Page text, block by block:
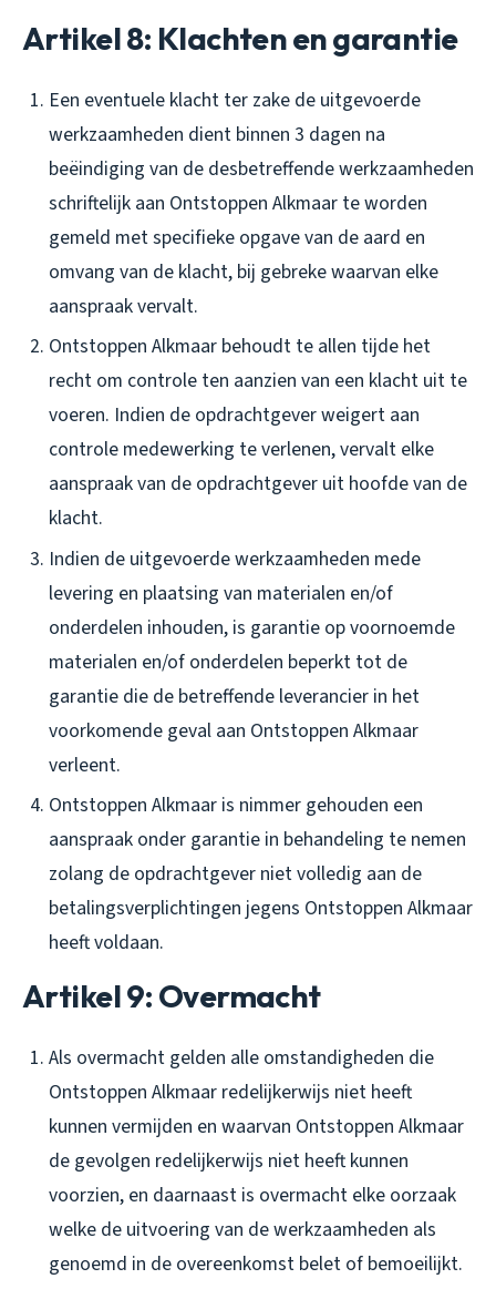
Artikel 8: Klachten en garantie
Een eventuele klacht ter zake de uitgevoerde
werkzaamheden dient binnen 3 dagen na
beëindiging van de desbetreffende werkzaamheden
schriftelijk aan Ontstoppen Alkmaar te worden
gemeld met specifieke opgave van de aard en
omvang van de klacht, bij gebreke waarvan elke
aanspraak vervalt.
Ontstoppen Alkmaar behoudt te allen tijde het
recht om controle ten aanzien van een klacht uit te
voeren. Indien de opdrachtgever weigert aan
controle medewerking te verlenen, vervalt elke
aanspraak van de opdrachtgever uit hoofde van de
klacht.
Indien de uitgevoerde werkzaamheden mede
levering en plaatsing van materialen en/of
onderdelen inhouden, is garantie op voornoemde
materialen en/of onderdelen beperkt tot de
garantie die de betreffende leverancier in het
voorkomende geval aan Ontstoppen Alkmaar
verleent.
Ontstoppen Alkmaar is nimmer gehouden een
aanspraak onder garantie in behandeling te nemen
zolang de opdrachtgever niet volledig aan de
betalingsverplichtingen jegens Ontstoppen Alkmaar
heeft voldaan.
Artikel 9: Overmacht
Als overmacht gelden alle omstandigheden die
Ontstoppen Alkmaar redelijkerwijs niet heeft
kunnen vermijden en waarvan Ontstoppen Alkmaar
de gevolgen redelijkerwijs niet heeft kunnen
voorzien, en daarnaast is overmacht elke oorzaak
welke de uitvoering van de werkzaamheden als
genoemd in de overeenkomst belet of bemoeilijkt.